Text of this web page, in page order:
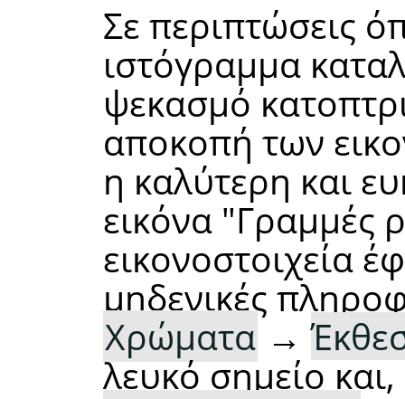
Σε περιπτώσεις
ιστόγραμμα
ψεκασμό
αποκοπή των
η καλύτερη και
εικόνα "Γραμμές
εικονοστοιχεία
μηδενικές
Χρώματα →
λευκό σημείο